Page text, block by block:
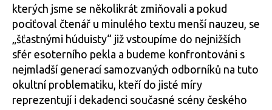
kterých jsme se několikrát zmiňovali a pokud
pociťoval čtenář u minulého textu menší nauzeu, se
„šťastnými húduisty“ již vstoupíme do nejnižších
sfér esoterního pekla a budeme konfrontováni s
nejmladší generací samozvaných odborníků na tuto
okultní problematiku, kteří do jisté míry
reprezentují i dekadenci současné scény českého